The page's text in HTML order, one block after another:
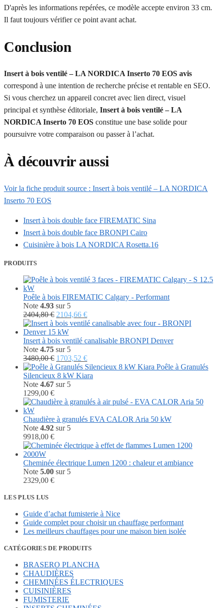
D'après les informations repérées, ce modèle accepte environ 33 cm.
Il faut toujours vérifier ce point avant achat.
Conclusion
Insert à bois ventilé – LA NORDICA Inserto 70 EOS avis
correspond à une intention de recherche précise et rentable en SEO.
Si vous cherchez un appareil concret avec lien direct, visuel
principal et synthèse éditoriale, Insert à bois ventilé – LA
NORDICA Inserto 70 EOS constitue une base solide pour
poursuivre votre comparaison ou passer à l’achat.
À découvrir aussi
Voir la fiche produit source : Insert à bois ventilé – LA NORDICA
Inserto 70 EOS
Insert à bois double face FIREMATIC Sina
Insert à bois double face BRONPI Cairo
Cuisinière à bois LA NORDICA Rosetta.16
PRODUITS
Poêle à bois FIREMATIC Calgary - Performant
Note 4.93 sur 5
2404,80€ Le
prix
initial
était :
2404,80 €.
2104,66 €Le
prix
est :
Insert à bois ventilé canalisable BRONPI Denver
Note 4.75 sur 5
3480,00€ Le
prix
initial
était :
1703,52 €Le
prix
actuel
Poêle à Granulés
Silencieux 8 kW Kiara
Note 4.67 sur 5
1299,00 €
Chaudière à granulés EVA CALOR Aria 50 kW
Note 4.92 sur 5
9918,00 €
Cheminée électrique Lumen 1200 : chaleur et ambiance
Note 5.00 sur 5
2329,00 €
LES PLUS LUS
Guide d’achat fumisterie à Nice
Guide complet pour choisir un chauffage performant
Les meilleurs chauffages pour une maison bien isolée
CATÉGORIES DE PRODUITS
BRASERO PLANCHA
CHAUDIÈRES
CHEMINÉES ÉLECTRIQUES
CUISINIÈRES
FUMISTERIE